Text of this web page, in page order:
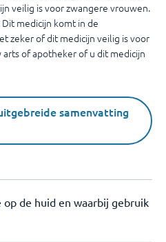
veilig is voor zwangere vrouwen.
medicijn komt in de
zeker of dit medicijn veilig is voor
arts of apotheker of u dit medicijn
samenvatting
de huid en waarbij gebruik